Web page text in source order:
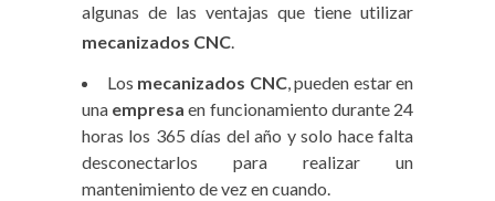
algunas de las ventajas que tiene utilizar
mecanizados CNC.
Los mecanizados CNC, pueden estar en
una empresa en funcionamiento durante 24
horas los 365 días del año y solo hace falta
desconectarlos para realizar un
mantenimiento de vez en cuando.